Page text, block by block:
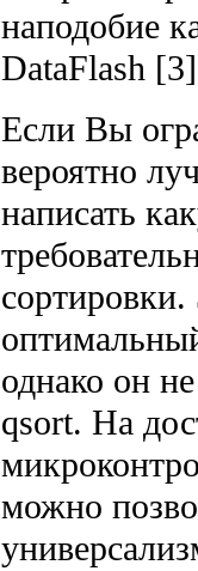
наподобие
DataFlash
Если Вы
вероятно
написать
сортировки.
однако он
qsort. На
можно